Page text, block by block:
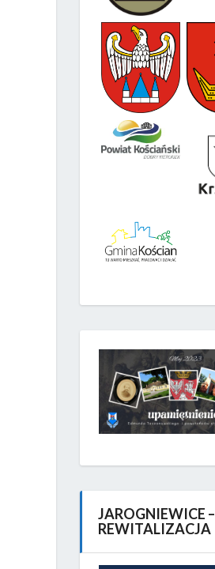
JAROGNIEWICE –
REWITALIZACJA